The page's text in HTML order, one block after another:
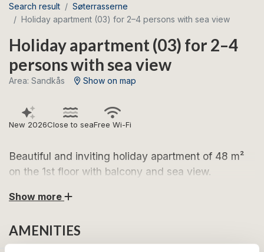
Search result
Søterrasserne
Holiday apartment (03) for 2–4 persons with sea view
Holiday apartment (03) for 2–4
persons with sea view
Area: Sandkås Show on map
New 2026Close to seaFree Wi-Fi
Beautiful and inviting holiday apartment of 48 m²
on the 1st floor with balcony and sea view.
Look forward to wonderful holidays in this stylish
– close to the beach and the coastal path and only a
short distance from Allinge-Sandvig.
Show more
AMENITIES